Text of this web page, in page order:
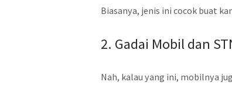
Biasanya, jenis ini cocok buat
2. Gadai Mobil dan
Nah, kalau yang ini, mobilnya